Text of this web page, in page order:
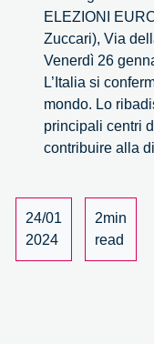
ELEZIONI
Zuccari), Via
Venerdì 26
L’Italia si
mondo. Lo
principali centri
contribuire alla
24/01
2024
2min
read